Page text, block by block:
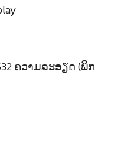
ຄວາມລະອຽດ (ພິກ